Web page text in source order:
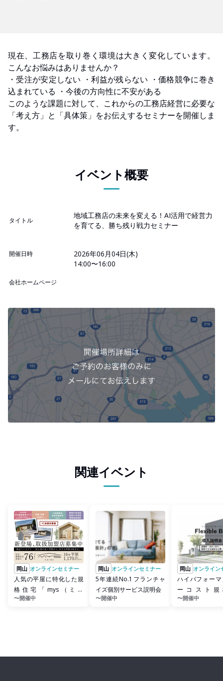
現在、工務店を取り巻く環境は大きく変化しています。
こんなお悩みはありませんか？
・受注が安定しない ・利益が残らない ・価格競争に巻き
込まれている ・今後の方向性に不安がある
このような課題に対して、これからの工務店経営に必要な
「考え方」と「具体策」をお伝えするセミナーを開催しま
す。
イベント概要
タイトル
地域工務店の未来を変える！AI活用で経営力
を育てる、勝ち残り戦力セミナー
開催日時
2026年06月04日(木)
14:00〜16:00
会社ホームページ
関連イベント
岡山 オンラインセミナー
人気の平屋に特化した規
格住宅「mys（ミー
ス）」個別相談
〜開催中
岡山 オンラインセミナー
5年連続No.1フランチャ
イズ個別サービス説明会
〜開催中
岡山 オンライン
ハイパフォー
ーコスト規
「FlexibleBox
〜開催中